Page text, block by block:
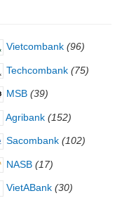
Vietcombank (96)
Techcombank (75)
MSB (39)
Agribank (152)
Sacombank (102)
NASB (17)
VietABank (30)